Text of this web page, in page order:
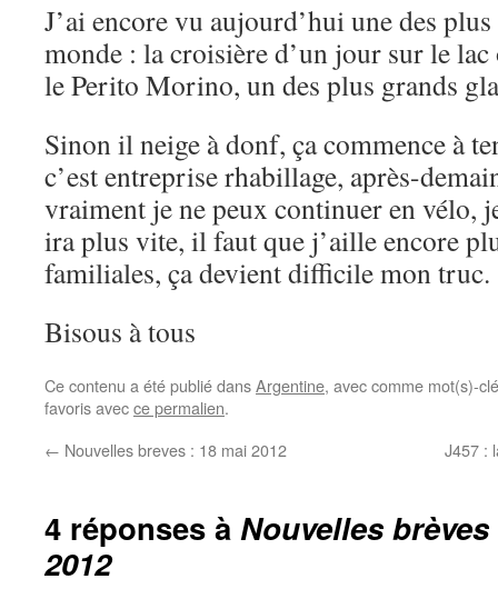
J’ai encore vu aujourd’hui une des
monde : la croisière d’un jour sur le lac
le Perito Morino, un des plus grands
Sinon il neige à donf, ça commence à
c’est entreprise rhabillage, après-
vraiment je ne peux continuer en vélo,
ira plus vite, il faut que j’aille encore
familiales, ça devient difficile mon truc.
Bisous à tous
Ce contenu a été publié dansArgentine, avec comme mot(s)-
favoris avecce permalien.
← Nouvelles breves : 18 mai 2012 J457 :
4 réponses à Nouvelles
2012